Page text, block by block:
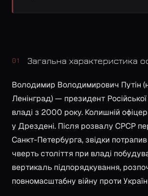
01 Загальна характеристика
Володимир Володимирович Путін
Ленінград) — президент
владі з 2000 року. Колишній
у Дрездені. Після розвалу СРСР
Санкт-Петербурга, звідки
чверть століття при владі
вертикаль підпорядкування,
повномасштабну війну проти